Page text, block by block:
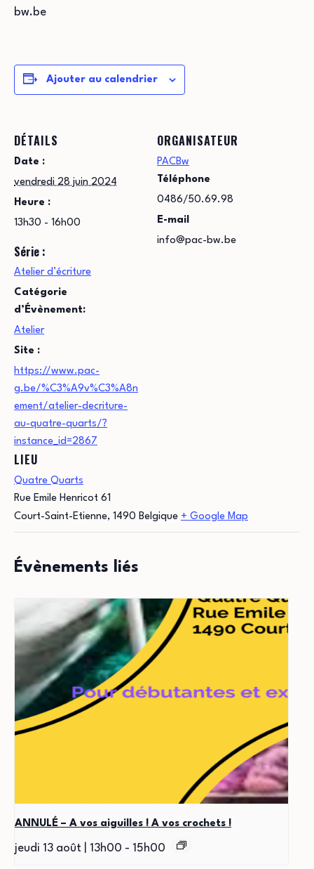
bw.be
Ajouter au calendrier
DÉTAILS
Date :
vendredi 28 juin 2024
Heure :
13h30 - 16h00
Série :
Atelier d’écriture
Catégorie
d’Évènement:
Atelier
Site :
https://www.pac-
g.be/%C3%A9v%C3%A8n
ement/atelier-decriture-
au-quatre-quarts/?
instance_id=2867
LIEU
Quatre Quarts
Rue Emile Henricot 61
Court-Saint-Etienne, 1490 Belgique + Google Map
ORGANISATEUR
PACBw
Téléphone
0486/50.69.98
E-mail
info@pac-bw.be
Évènements liés
ANNULÉ – A vos aiguilles ! A vos crochets !
jeudi 13 août | 13h00 - 15h00